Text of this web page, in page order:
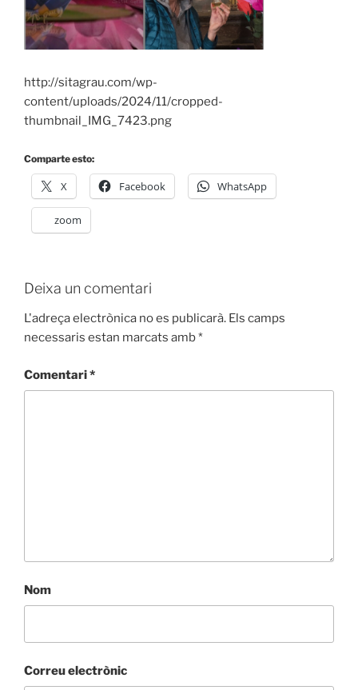
http://sitagrau.com/wp-
content/uploads/2024/11/cropped-
thumbnail_IMG_7423.png
Comparte esto:
X Facebook WhatsApp
zoom
Deixa un comentari
L'adreça electrònica no es publicarà. Els camps
necessaris estan marcats amb*
Comentari*
Nom
Correu electrònic